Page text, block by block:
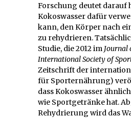
Forschung deutet darauf
Kokoswasser dafür
kann, den Körper nach
zu rehydrieren.
Studie, die 2012 im Journal
International Society of
Zeitschrift der
für Sporternährung)
dass Kokoswasser
wie Sportgetränke hat.
Rehydrierung wird das